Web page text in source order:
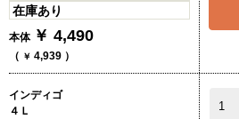
在庫あり
本体 ￥ 4,490
（ ￥ 4,939 ）
インディゴ
４Ｌ